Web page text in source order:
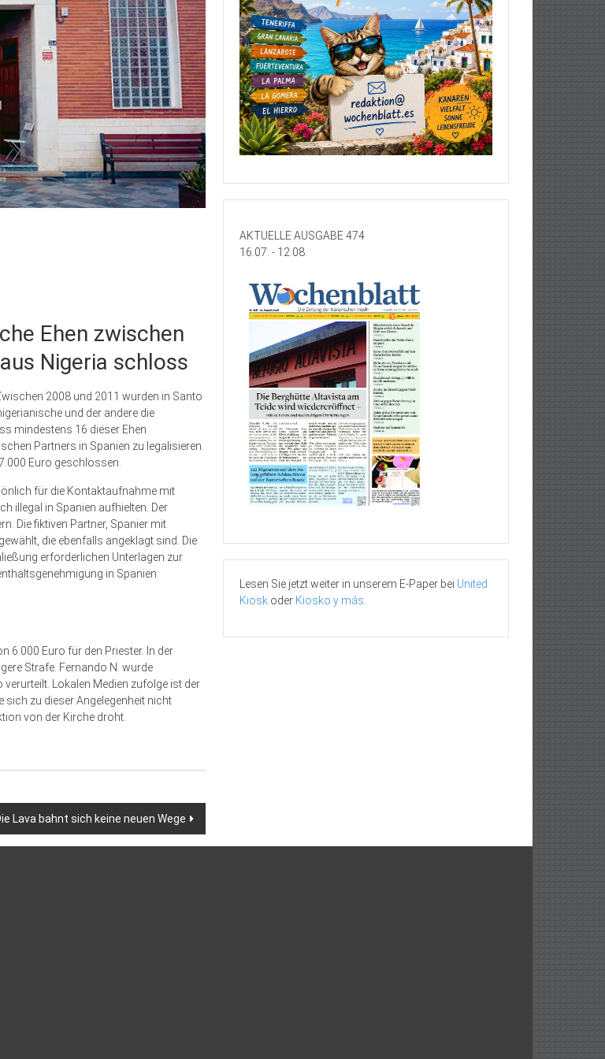
Ehen zwischen
Nigeria schloss
2008 und 2011 wurden in Santo
und der andere die
mindestens 16 dieser Ehen
Partners in Spanien zu legalisieren.
Euro geschlossen.
für die Kontaktaufnahme mit
illegal in Spanien aufhielten. Der
Die fiktiven Partner, Spanier mit
die ebenfalls angeklagt sind. Die
erforderlichen Unterlagen zur
in Spanien
6.000 Euro für den Priester. In der
Strafe. Fernando N. wurde
Lokalen Medien zufolge ist der
sich zu dieser Angelegenheit nicht
von der Kirche droht.
Lava bahnt sich keine neuen Wege
AKTUELLE AUSGABE 474
16.07. - 12.08.
Lesen Sie jetzt weiter in unserem E-Paper bei United
Kiosk oder Kiosko y más